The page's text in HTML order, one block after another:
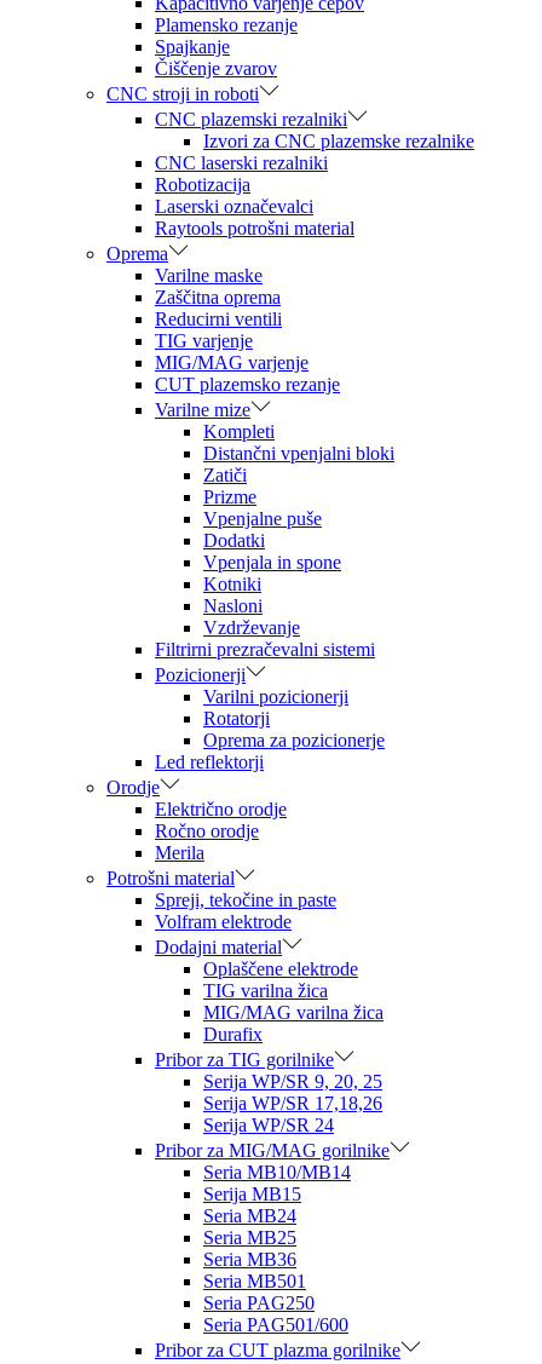
Plamensko rezanje
Spajkanje
Čiščenje zvarov
CNC stroji in roboti
CNC plazemski rezalniki
Izvori za CNC plazemske rezalnike
CNC laserski rezalniki
Robotizacija
Laserski označevalci
Raytools potrošni material
Oprema
Varilne maske
Zaščitna oprema
Reducirni ventili
TIG varjenje
MIG/MAG varjenje
CUT plazemsko rezanje
Varilne mize
Kompleti
Distančni vpenjalni bloki
Zatiči
Prizme
Vpenjalne puše
Dodatki
Vpenjala in spone
Kotniki
Nasloni
Vzdrževanje
Filtrirni prezračevalni sistemi
Pozicionerji
Varilni pozicionerji
Rotatorji
Oprema za pozicionerje
Led reflektorji
Orodje
Električno orodje
Ročno orodje
Merila
Potrošni material
Spreji, tekočine in paste
Volfram elektrode
Dodajni material
Oplaščene elektrode
TIG varilna žica
MIG/MAG varilna žica
Durafix
Pribor za TIG gorilnike
Serija WP/SR 9, 20, 25
Serija WP/SR 17,18,26
Serija WP/SR 24
Pribor za MIG/MAG gorilnike
Seria MB10/MB14
Serija MB15
Seria MB24
Seria MB25
Seria MB36
Seria MB501
Seria PAG250
Seria PAG501/600
Pribor za CUT plazma gorilnike